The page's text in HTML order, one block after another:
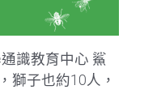
識教育中心 鯊
獅子也約10人，